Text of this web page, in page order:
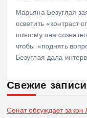
Марьяна Безуглая
осветить «контраст
поэтому она
чтобы «поднять
Безуглая дала
Свежие записи
Сенат обсуждает